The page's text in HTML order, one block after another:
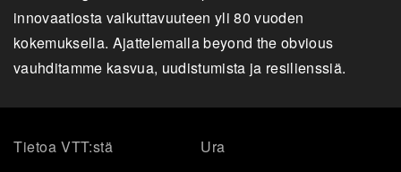
innovaatiosta vaikuttavuuteen yli 80 vuoden
kokemuksella. Ajattelemalla beyond the obvious
vauhditamme kasvua, uudistumista ja resilienssiä.
Tietoa VTT:stä
Ura